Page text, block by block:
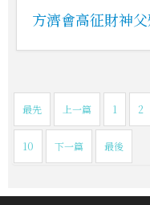
方濟會高征財神
最先 上一篇 1 2
10 下一篇 最後